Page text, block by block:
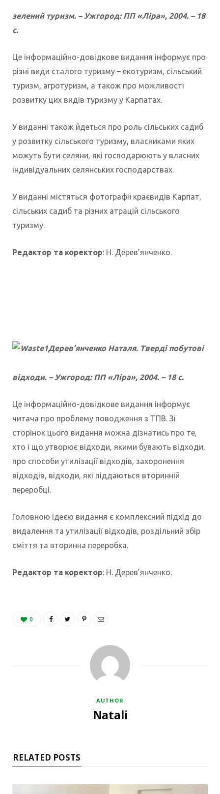
зелений туризм. – Ужгород: ПП «Ліра», 2004. – 18
с.
Це інформаційно-довідкове видання інформує про
різні види сталого туризму – екотуризм, сільський
туризм, агротуризм, а також про можливості
розвитку цих видів туризму у Карпатах.
У виданні також йдеться про роль сільських садиб
у розвитку сільського туризму, власниками яких
можуть бути селяни, які господарюють у власних
індивідуальних селянських господарствах.
У виданні містяться фотографії краєвидів Карпат,
сільських садиб та різних атрацій сільського
туризму.
Редактор та коректор: Н. Дерев’янченко.
Дерев’янченко Наталя. Тверді побутові
відходи. – Ужгород: ПП «Ліра», 2004. – 18 с.
Це інформаційно-довідкове видання інформує
читача про проблему поводження з ТПВ. Зі
сторінок цього видання можна дізнатись про те,
хто і що утворює відходи, якими бувають відходи,
про способи утилізації відходів, захоронення
відходів, відходи, які піддаються вторинній
переробці.
Головною ідеєю видання є комплексний підхід до
видалення та утилізації відходів, роздільний збір
сміття та вторинна переробка.
Редактор та коректор: Н. Дерев’янченко.
0
AUTHOR
Natali
RELATED POSTS